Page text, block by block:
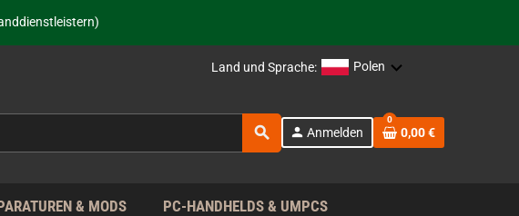
Hardware!
der EU!
Land und Sprache: Polen
search person Anmelden
0
0,00 €
& MODS PC-HANDHELDS & UMPCS